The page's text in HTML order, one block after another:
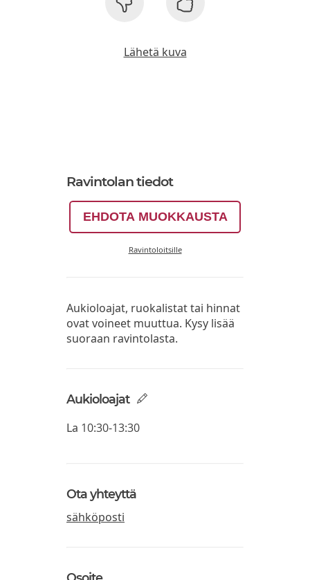
Lähetä kuva
Ravintolan tiedot
EHDOTA MUOKKAUSTA
Ravintoloitsille
Aukioloajat, ruokalistat tai hinnat
ovat voineet muuttua. Kysy lisää
suoraan ravintolasta.
Aukioloajat
La 10:30-13:30
Ota yhteyttä
sähköposti